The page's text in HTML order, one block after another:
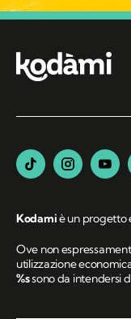
Kodamiè un progetto
Ove non
utilizzazione
%ssono da intendersi